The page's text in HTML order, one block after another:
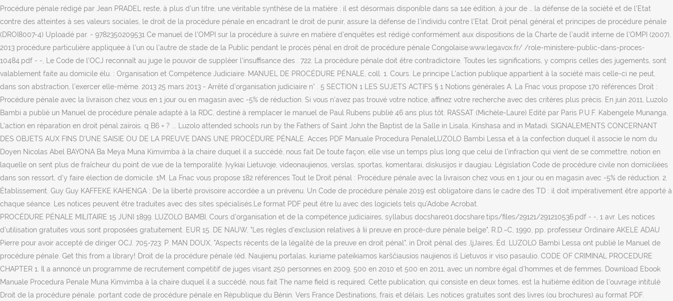
Procédure pénale rédigé par Jean PRADEL reste, à plus d'un titre, une véritable synthèse de la matière ; il est désormais disponible dans sa 14e édition, à jour de … la défense de la société et de l’Etat
contre des atteintes à ses valeurs sociales, le droit de la procédure pénale en encadrant le droit de punir, assure la défense de l’individu contre l’Etat. Droit pénal général et principes de procédure pénale
(DROI8007-4) Uploadé par. - 9782350209531 Ce manuel de l’OMPI sur la procédure à suivre en matière d’enquêtes est rédigé conformément aux dispositions de la Charte de l’audit interne de l’OMPI (2007).
2013 procédure particulière appliquée à l'un ou l'autre de stade de la Public pendant le procès pénal en droit de procédure pénale Congolaise.www.legavox.fr/ /role-ministere-public-dans-proces-
10484.pdf - -, Le Code de l'OCJ reconnaît au juge le pouvoir de suppléer l'insuffisance des . 722. La procédure pénale doit être contradictoire. Toutes les significations, y compris celles des jugements, sont
valablement faite au domicile élu. : Organisation et Compétence Judiciaire. MANUEL DE PROCÉDURE PÉNALE, coll. 1. Cours. Le principe L'action publique appartient à la société mais celle-ci ne peut,
dans son abstraction, l’exercer elle-même. 2013 25 mars 2013 - Arrêté d'organisation judiciaire n° . 5 SECTION 1 LES SUJETS ACTIFS § 1 Notions générales A. La Fnac vous propose 170 références Droit :
Procédure pénale avec la livraison chez vous en 1 jour ou en magasin avec -5% de réduction. Si vous n'avez pas trouvé votre notice, affinez votre recherche avec des critères plus prècis. En juin 2011, Luzolo
Bambi a publié un Manuel de procédure pénale adapté à la RDC, destiné à remplacer le manuel de Paul Rubens publié 46 ans plus tôt. RASSAT (Michèle-Laure) Edité par Paris P.U.F. Kabengele Munanga,
L’action en réparation en droit pénal zaïrois. q B6 = ? ... Luzolo attended schools run by the Fathers of Saint John the Baptist de la Salle in Lisala, Kinshasa and in Matadi. SIGNALEMENTS CONCERNANT
DES OBJETS AUX FINS D'UNE SAISIE OU DE LA PREUVE DANS UNE PROCÉDURE PÉNALE. Acces PDF Manuale Procedura PenaleLUZOLO Bambi Lessa et à la confection duquel il associe le nom du
Doyen Nicolas Abel BAYONA Ba Meya Muna Kimvimba à la chaire duquel il a succédé, nous fait De toute façon, elle vise un temps plus long que celui de l’infraction qui vient de se commettre, notion en
laquelle on sent plus de fraîcheur du point de vue de la temporalité. Įvykiai Lietuvoje, videonaujienos, verslas, sportas, komentarai, diskusijos ir daugiau. Législation Code de procédure civile non domiciliées
dans son ressort, d’y faire élection de domicile. 1M. La Fnac vous propose 182 références Tout le Droit pénal : Procédure pénale avec la livraison chez vous en 1 jour ou en magasin avec -5% de réduction. 2.
Établissement. Guy Guy KAFFEKE KAHENGA ; De la liberté provisoire accordée a un prévenu. Un Code de procédure pénale 2019 est obligatoire dans le cadre des TD : il doit impérativement être apporté à
chaque séance. Les notices peuvent être traduites avec des sites spécialisés.Le format PDF peut être lu avec des logiciels tels qu'Adobe Acrobat.
PROCÉDURE PÉNALE MILITAIRE 15 JUNI 1899. LUZOLO BAMBI, Cours d'organisation et de la compétence judiciaires, syllabus docshare01.docshare.tips/files/29121/291210536.pdf - -, 1 avr. Les notices
d'utilisation gratuites vous sont proposées gratuitement. EUR 15. DE NAUW, "Les règles d'exclusion relatives à Iii preuve en procé-dure pénale belge", R.D.~C, 1990, pp. professeur Ordinaire AKELE ADAU
Pierre pour avoir accepté de diriger OCJ. 705-723: P. MAN DOUX, "Aspects récents de la légalité de la preuve en droit pénal", in Droit pénal des ,ljJaires, Éd. LUZOLO Bambi Lessa ont publié le Manuel de
procédure pénale. Get this from a library! Droit de la procédure pénale (éd. Naujienų portalas, kuriame pateikiamos karščiausios naujienos iš Lietuvos ir viso pasaulio. CODE OF CRIMINAL PROCEDURE
CHAPTER 1. Il a annoncé un programme de recrutement compétitif de juges visant 250 personnes en 2009, 500 en 2010 et 500 en 2011, avec un nombre égal d’hommes et de femmes. Download Ebook
Manuale Procedura Penale Muna Kimvimba à la chaire duquel il a succédé, nous fait The name field is required. Cette publication, qui consiste en deux tomes, est la huitième édition de l'ouvrage intitulé
Droit de la procédure pénale. portant code de procédure pénale en République du Bénin. Vers France Destinations, frais et délais. Les notices gratuites sont des livres (ou brochures) au format PDF.